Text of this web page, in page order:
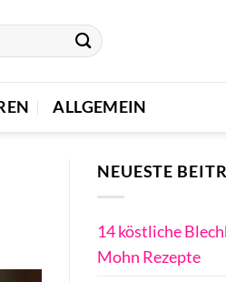
ALLGEMEIN
NEUESTE
14 köstliche
Mohn Rezepte